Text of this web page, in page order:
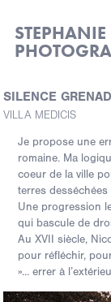
SILENCE
VILLA MEDICIS
Je propose une
romaine. Ma
coeur de la ville
terres
Une progression
qui bascule de
Au XVII siècle,
pour réfléchir,
»... errer à